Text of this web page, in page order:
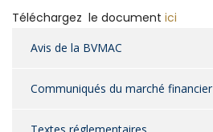
Téléchargez le document ici
Avis de la BVMAC
Communiqués du marché financier
Textes réglementaires